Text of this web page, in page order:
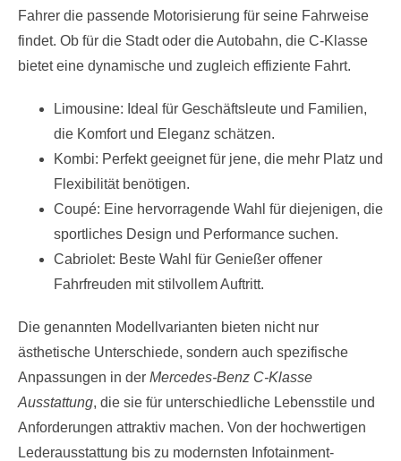
Fahrer die passende Motorisierung für seine Fahrweise
findet. Ob für die Stadt oder die Autobahn, die C-Klasse
bietet eine dynamische und zugleich effiziente Fahrt.
Limousine: Ideal für Geschäftsleute und Familien,
die Komfort und Eleganz schätzen.
Kombi: Perfekt geeignet für jene, die mehr Platz und
Flexibilität benötigen.
Coupé: Eine hervorragende Wahl für diejenigen, die
sportliches Design und Performance suchen.
Cabriolet: Beste Wahl für Genießer offener
Fahrfreuden mit stilvollem Auftritt.
Die genannten Modellvarianten bieten nicht nur
ästhetische Unterschiede, sondern auch spezifische
Anpassungen in der Mercedes-Benz C-Klasse
Ausstattung, die sie für unterschiedliche Lebensstile und
Anforderungen attraktiv machen. Von der hochwertigen
Lederausstattung bis zu modernsten Infotainment-